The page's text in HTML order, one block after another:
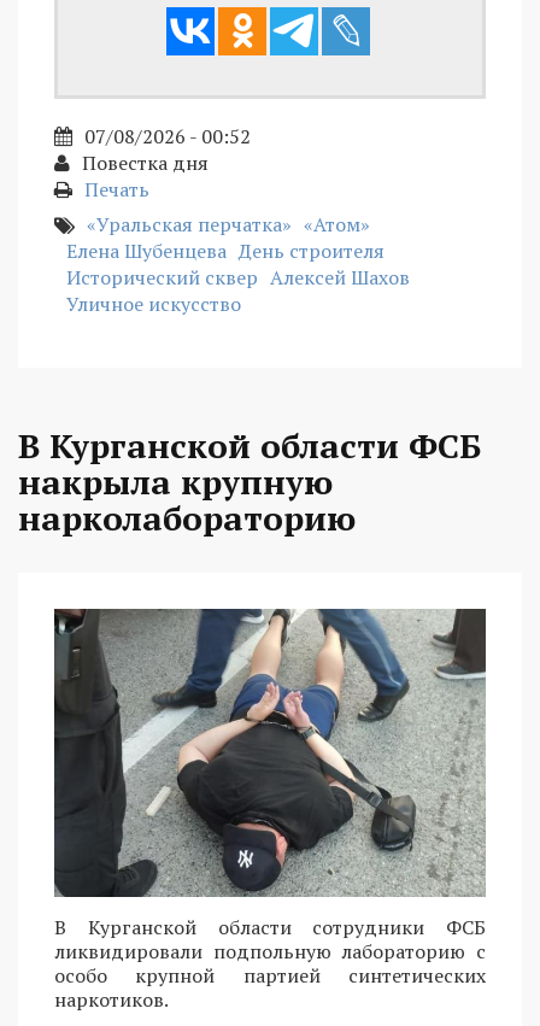
07/08/2026 - 00:52
Повестка дня
Печать
«Уральская перчатка» «Атом»
Елена Шубенцева День строителя
Исторический сквер Алексей Шахов
Уличное искусство
В Курганской области ФСБ
накрыла крупную
нарколабораторию
В Курганской области сотрудники ФСБ
ликвидировали подпольную лабораторию с
особо крупной партией синтетических
наркотиков.